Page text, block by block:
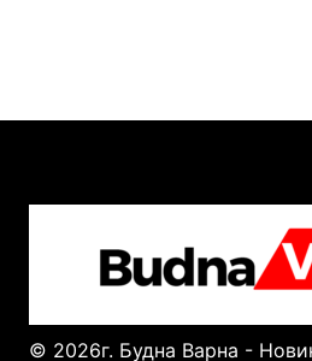
© 2026г. Будна Варна -